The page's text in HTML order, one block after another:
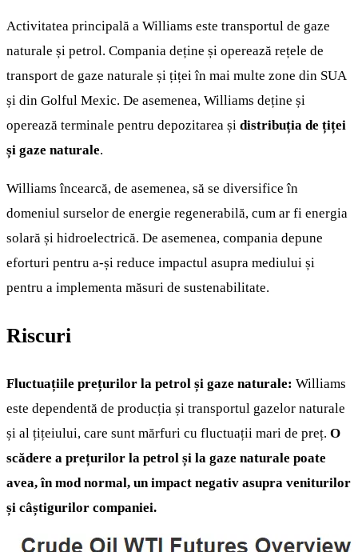
Activitatea principală a Williams este transportul de gaze
naturale și petrol. Compania deține și operează rețele de
transport de gaze naturale și țiței în mai multe zone din SUA
și din Golful Mexic. De asemenea, Williams deține și
operează terminale pentru depozitarea și distribuția de țiței
și gaze naturale.
Williams încearcă, de asemenea, să se diversifice în
domeniul surselor de energie regenerabilă, cum ar fi energia
solară și hidroelectrică. De asemenea, compania depune
eforturi pentru a-și reduce impactul asupra mediului și
pentru a implementa măsuri de sustenabilitate.
Riscuri
Fluctuațiile prețurilor la petrol și gaze naturale: Williams
este dependentă de producția și transportul gazelor naturale
și al țițeiului, care sunt mărfuri cu fluctuații mari de preț. O
scădere a prețurilor la petrol și la gaze naturale poate
avea, în mod normal, un impact negativ asupra veniturilor
și câștigurilor companiei.